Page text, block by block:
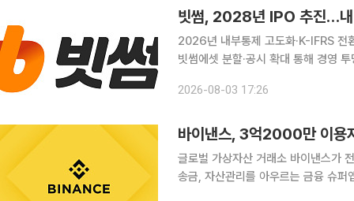
빗썸, 2028년 IPO 추진…내
2026년 내부통제 고도화·K-IFRS
빗썸에셋 분할·공시 확대 통해 경영 투명성 강화 빗썸이 2028년 기업공개
를 마치고, 내년 상장 예비심사를 청
2026-08-03 17:26
바이낸스, 3억2000만 이용
글로벌 가상자산 거래소 바이낸스가
송금, 자산관리를 아우르는 금융 슈퍼앱 전략을 본격화한다.